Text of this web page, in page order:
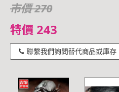
市價 270
特價 243
聯繫我們詢問替代商品或庫存